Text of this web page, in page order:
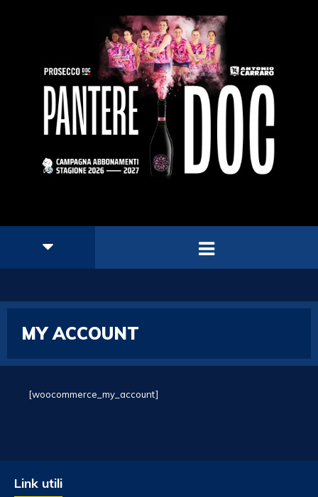
MY ACCOUNT
[woocommerce_my_account]
Link utili